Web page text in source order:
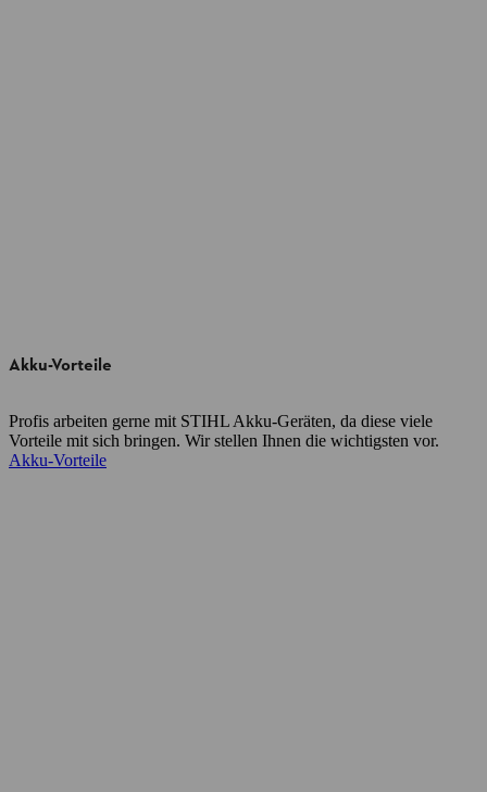
Akku-Vorteile
Profis arbeiten gerne mit STIHL Akku-Geräten, da diese viele
Vorteile mit sich bringen. Wir stellen Ihnen die wichtigsten vor.
Akku-Vorteile